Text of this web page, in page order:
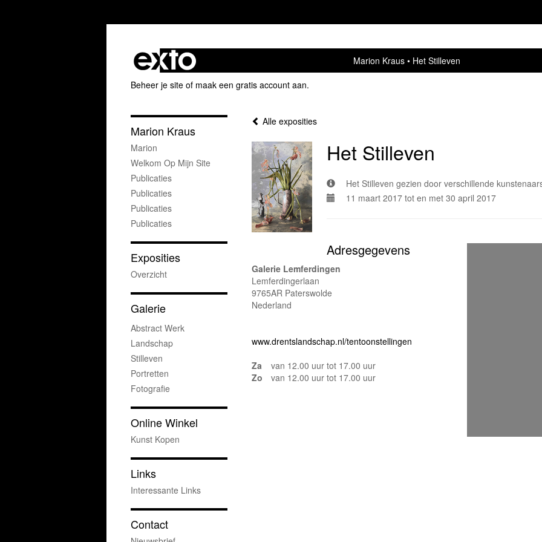
Marion Kraus
Het Stilleven
Beheer je site of maak een gratis account aan.
Alle exposities
Het Stilleven
Het Stilleven gezien door verschillende
11 maart 2017 tot en met 30 april 2017
Adresgegevens
Galerie Lemferdingen
Lemferdingerlaan
9765AR Paterswolde
Nederland
www.drentslandschap.nl/tentoonstellingen
Za
van 12.00 uur tot 17.00 uur
Zo
van 12.00 uur tot 17.00 uur
Marion Kraus
Marion
Welkom Op Mijn Site
Publicaties
Publicaties
Publicaties
Publicaties
Exposities
Overzicht
Galerie
Abstract Werk
Landschap
Stilleven
Portretten
Fotografie
Online Winkel
Kunst Kopen
Links
Interessante Links
Contact